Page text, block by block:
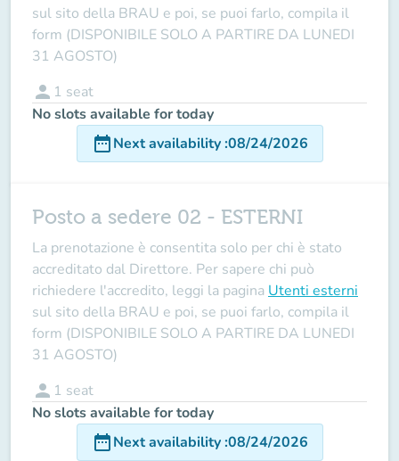
sul sito della BRAU e poi, se puoi farlo, compila il
form (DISPONIBILE SOLO A PARTIRE DA LUNEDI
31 AGOSTO)
person 1 seat
No slots available for today
date_rangeNext availability:08/24/2026
Posto a sedere 02 - ESTERNI
La prenotazione è consentita solo per chi è stato
accreditato dal Direttore. Per sapere chi può
richiedere l'accredito, leggi la pagina Utenti esterni
sul sito della BRAU e poi, se puoi farlo, compila il
form (DISPONIBILE SOLO A PARTIRE DA LUNEDI
31 AGOSTO)
person 1 seat
No slots available for today
date_rangeNext availability:08/24/2026